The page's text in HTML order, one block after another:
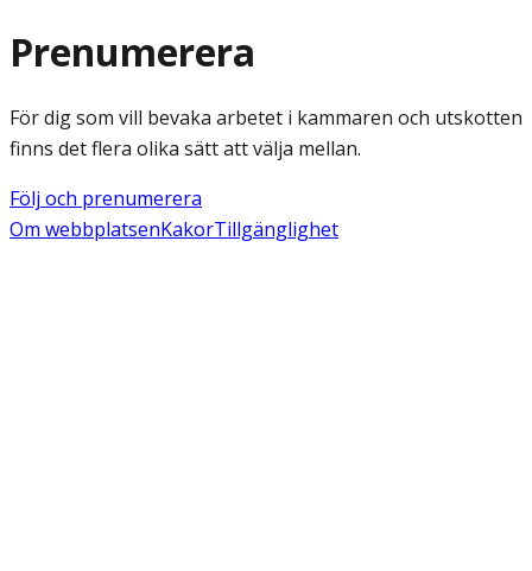
Prenumerera
För dig som vill bevaka arbetet i kammaren och utskotten
finns det flera olika sätt att välja mellan.
Följ och prenumerera
Om webbplatsenKakorTillgänglighet